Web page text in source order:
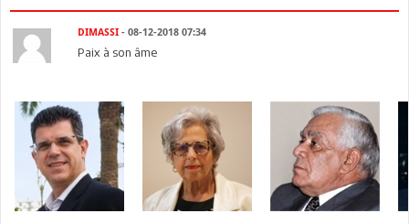
DIMASSI - 08-12-2018 07:34
Paix à son âme